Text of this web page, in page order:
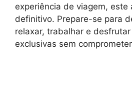
experiência de viagem, este
definitivo. Prepare-se para
relaxar, trabalhar e
exclusivas sem